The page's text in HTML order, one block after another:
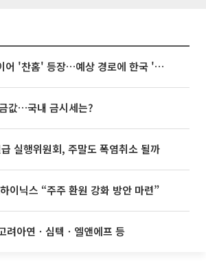
태풍 '돌핀' 이어 '찬홈' 등장…예상 경로에 한국 '한숨'
값…국내 금시세는?
실행위원회, 주말도 폭염취소 될까
이닉스 “주주 환원 강화 방안 마련”
려아연ㆍ심텍ㆍ엘앤에프 등